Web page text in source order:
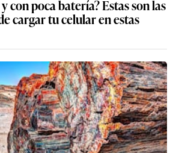
con poca batería? Estas son las
cargar tu celular en estas